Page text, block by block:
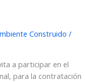
Construido /
a participar en el
para la contratación